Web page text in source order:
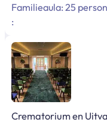
Familieaula: 25
:
Crematorium en